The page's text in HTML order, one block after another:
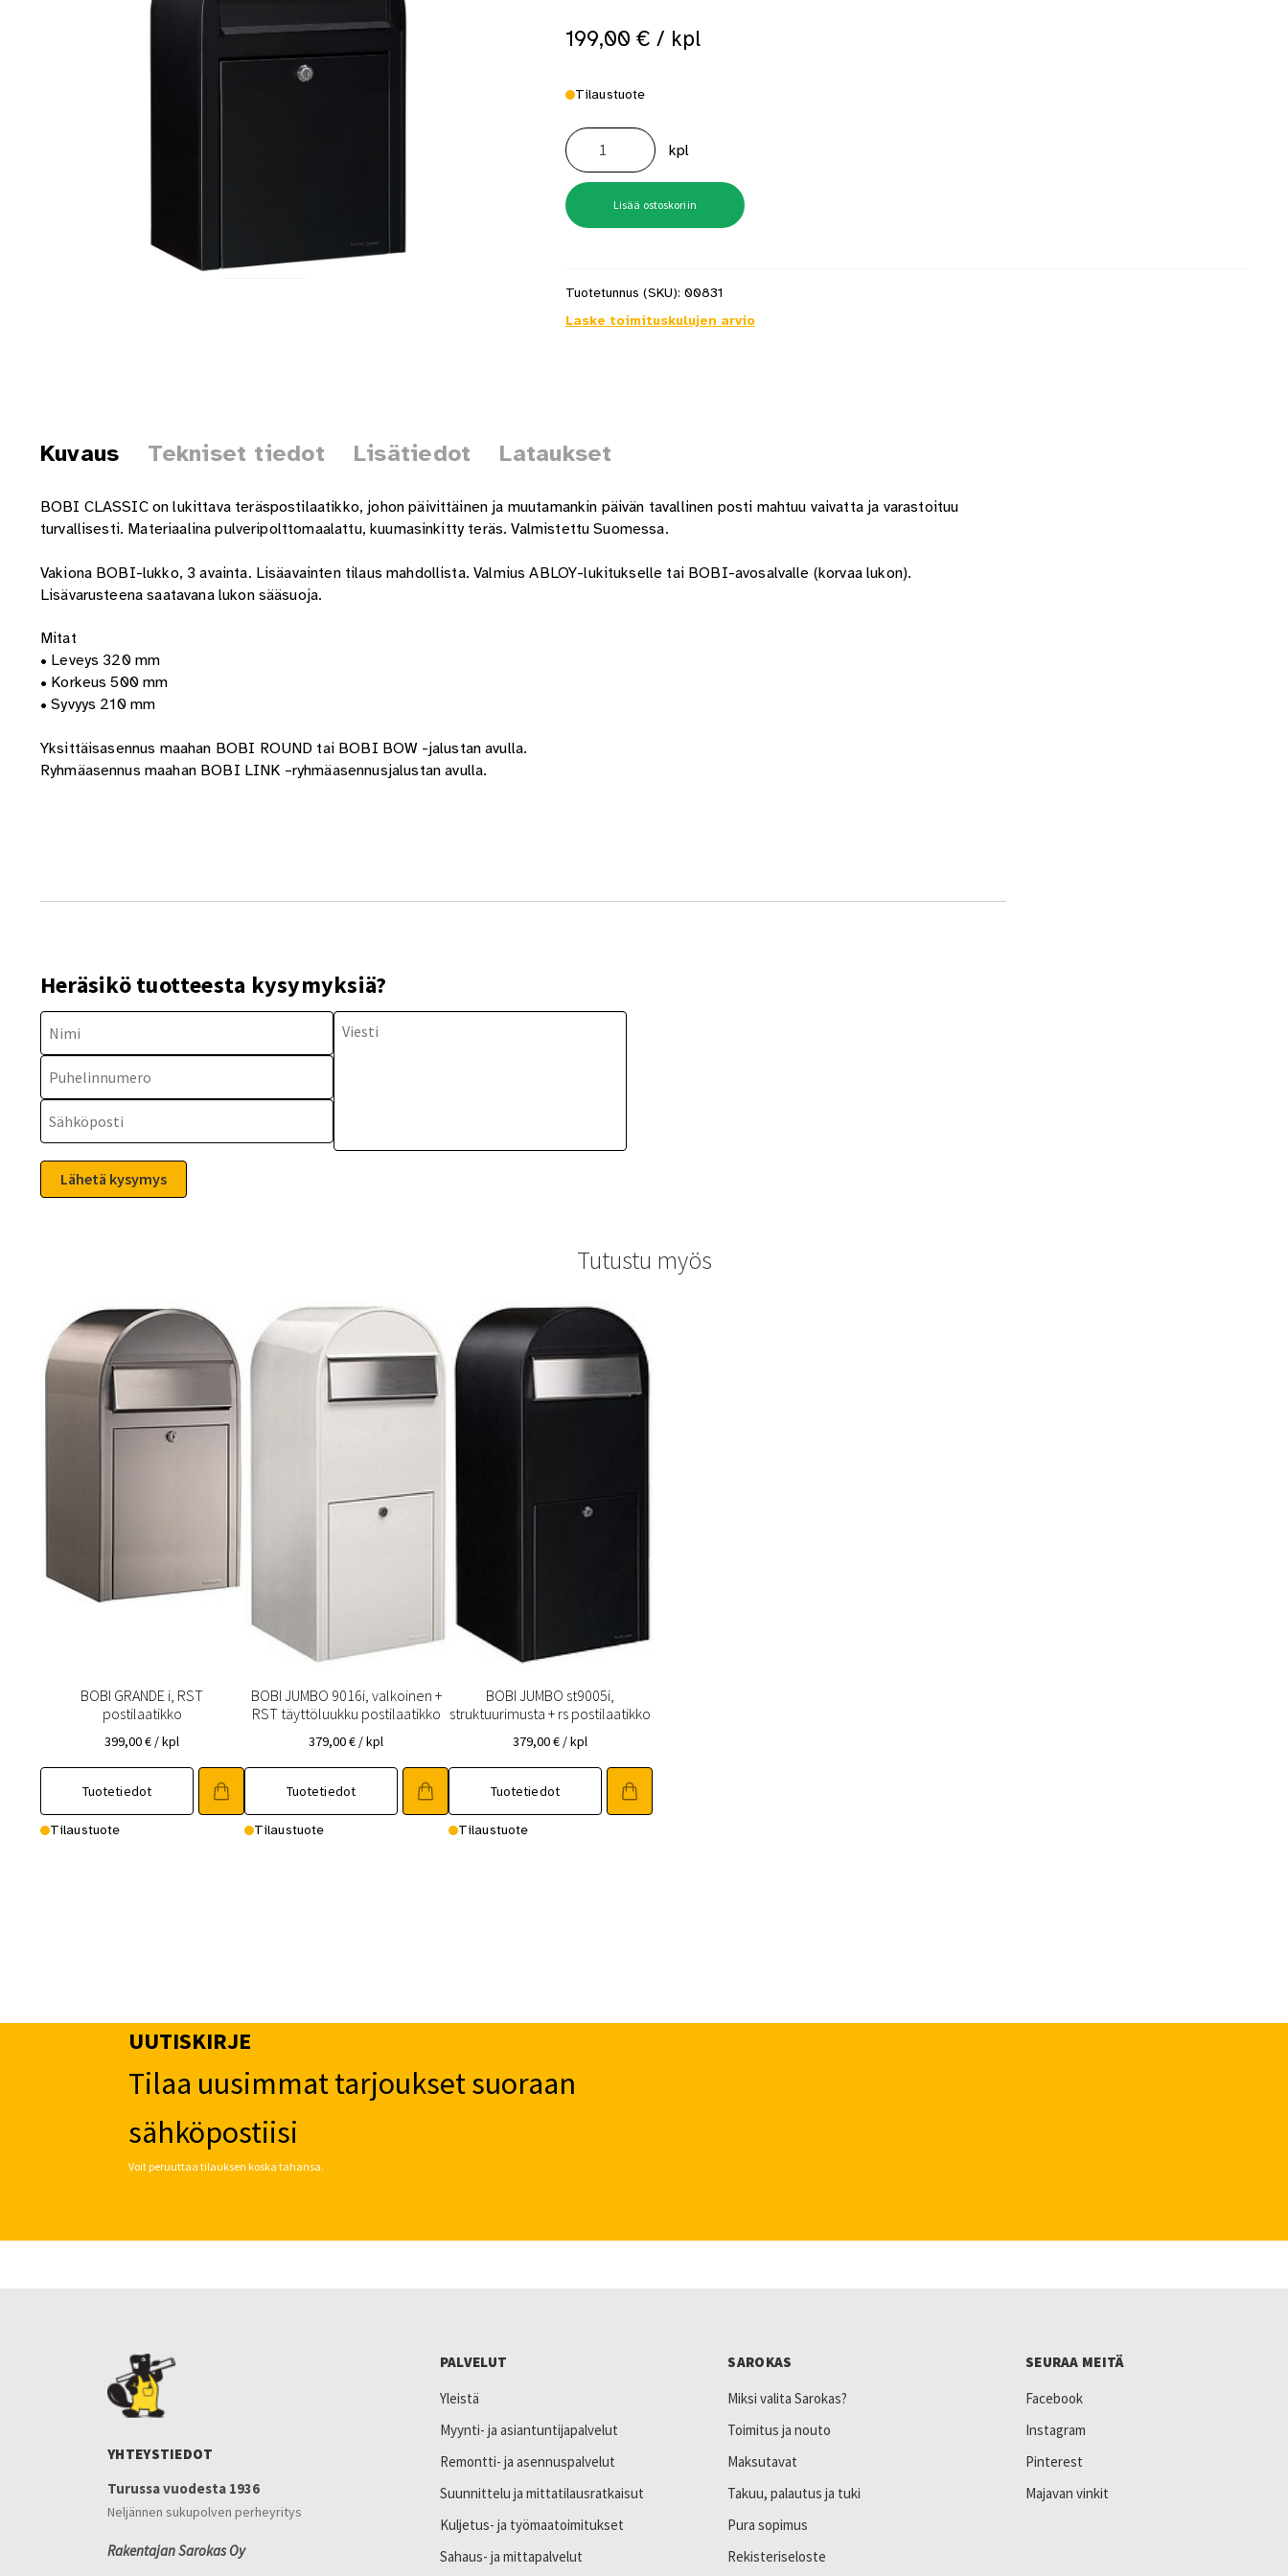
199,00 € / kpl
Tilaustuote
BOBI
CLASSIC
st9005,
struktuurimusta
postilaatikko
määrä
kpl
Lisää ostoskoriin
Tuotetunnus (SKU): 00831
Laske toimituskulujen arvio
Kuvaus Tekniset tiedot Lisätiedot Lataukset
BOBI CLASSIC on lukittava teräspostilaatikko, johon päivittäinen ja muutamankin päivän tavallinen posti mahtuu vaivatta ja varastoituu
turvallisesti. Materiaalina pulveripolttomaalattu, kuumasinkitty teräs. Valmistettu Suomessa.
Vakiona BOBI-lukko, 3 avainta. Lisäavainten tilaus mahdollista. Valmius ABLOY-lukitukselle tai BOBI-avosalvalle (korvaa lukon).
Lisävarusteena saatavana lukon sääsuoja.
Mitat
• Leveys 320 mm
• Korkeus 500 mm
• Syvyys 210 mm
Yksittäisasennus maahan BOBI ROUND tai BOBI BOW -jalustan avulla.
Ryhmäasennus maahan BOBI LINK –ryhmäasennusjalustan avulla.
Heräsikö tuotteesta kysymyksiä?
Tutustu myös
BOBI GRANDE i, RST
postilaatikko
399,00€ / kpl
Tuotetiedot
Tilaustuote
BOBI JUMBO 9016i, valkoinen +
RST täyttöluukku postilaatikko
379,00€ / kpl
Tuotetiedot
Tilaustuote
BOBI JUMBO st9005i,
struktuurimusta + rs postilaatikko
379,00€ / kpl
Tuotetiedot
Tilaustuote
UUTISKIRJE
Tilaa uusimmat tarjoukset suoraan
sähköpostiisi
Voit peruuttaa tilauksen koska tahansa.
YHTEYSTIEDOT
Turussa vuodesta 1936
Neljännen sukupolven perheyritys
Rakentajan Sarokas Oy
PALVELUT
Yleistä
Myynti- ja asiantuntijapalvelut
Remontti- ja asennuspalvelut
Suunnittelu ja mittatilausratkaisut
Kuljetus- ja työmaatoimitukset
Sahaus- ja mittapalvelut
SAROKAS
Miksi valita Sarokas?
Toimitus ja nouto
Maksutavat
Takuu, palautus ja tuki
Pura sopimus
Rekisteriseloste
SEURAA MEITÄ
Facebook
Instagram
Pinterest
Majavan vinkit